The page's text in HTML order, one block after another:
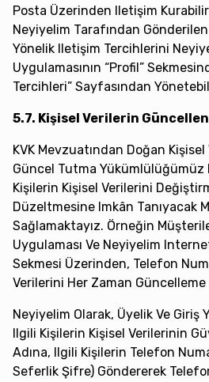
Posta Üzerinden Iletişim
Neyiyelim Tarafından
Yönelik Iletişim Tercihlerini
Uygulamasının “Profil”
Tercihleri” Sayfasından
5.7. Kişisel Verilerin
KVK Mevzuatından Doğan
Güncel Tutma Yükümlülüğümüz
Kişilerin Kişisel Verilerini
Düzeltmesine Imkân Tanıyacak
Sağlamaktayız. Örneğin
Uygulaması Ve Neyiyelim
Sekmesi Üzerinden, Telefon
Verilerini Her Zaman Güncelleme
Neyiyelim Olarak, Üyelik Ve Giriş
Ilgili Kişilerin Kişisel Verilerinin
Adına, Ilgili Kişilerin Telefon
Seferlik Şifre) Göndererek